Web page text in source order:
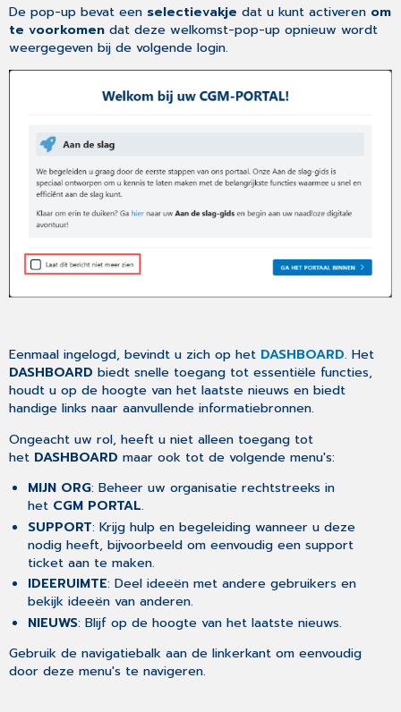
De pop-up bevat een selectievakje dat u kunt activeren om
te voorkomen dat deze welkomst-pop-up opnieuw wordt
weergegeven bij de volgende login.
Eenmaal ingelogd, bevindt u zich op het DASHBOARD. Het
DASHBOARDbiedt snelle toegang tot essentiële functies,
houdt u op de hoogte van het laatste nieuws en biedt
handige links naar aanvullende informatiebronnen.
Ongeacht uw rol, heeft u niet alleen toegang tot
het DASHBOARD maar ook tot de volgende menu's:
MIJN ORG: Beheer uw organisatie rechtstreeks in
het CGM PORTAL.
SUPPORT: Krijg hulp en begeleiding wanneer u deze
nodig heeft, bijvoorbeeld om eenvoudig een support
ticket aan te maken.
IDEERUIMTE: Deel ideeën met andere gebruikers en
bekijk ideeën van anderen.
NIEUWS: Blijf op de hoogte van het laatste nieuws.
Gebruik de navigatiebalk aan de linkerkant om eenvoudig
door deze menu's te navigeren.